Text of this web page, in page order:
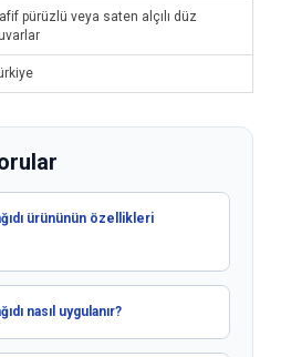
pürüzlü veya saten alçılı düz
ürününün özellikleri
nasıl uygulanır?